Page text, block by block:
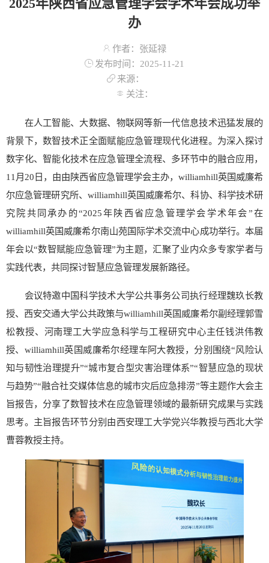
2025年陕西省应急管理学会学术年会成功举
办
作者：张延禄
发布时间：2025-11-21
来源：
关注：
在人工智能、大数据、物联网等新一代信息技术迅猛发展的
背景下，数智技术正全面赋能应急管理现代化进程。为深入探讨
数字化、智能化技术在应急管理全流程、多环节中的融合应用，
11月20日，由由陕西省应急管理学会主办，williamhill英国威廉希
尔应急管理研究所、williamhill英国威廉希尔、科协、科学技术研
究院共同承办的“2025年陕西省应急管理学会学术年会”在
williamhill英国威廉希尔南山苑国际学术交流中心成功举行。本届
年会以“数智赋能应急管理”为主题，汇聚了业内众多专家学者与
实践代表，共同探讨智慧应急管理发展新路径。
会议特邀中国科学技术大学公共事务公司执行经理魏玖长教
授、西安交通大学公共政策与williamhill英国威廉希尔副经理郭雪
松教授、河南理工大学应急科学与工程研究中心主任钱洪伟教
授、williamhill英国威廉希尔经理车阿大教授，分别围绕“风险认
知与韧性治理提升”“城市复合型灾害治理体系”“智慧应急的现状
与趋势”“融合社交媒体信息的城市灾后应急排涝”等主题作大会主
旨报告，分享了数智技术在应急管理领域的最新研究成果与实践
思考。主旨报告环节分别由西安理工大学党兴华教授与西北大学
曹蓉教授主持。